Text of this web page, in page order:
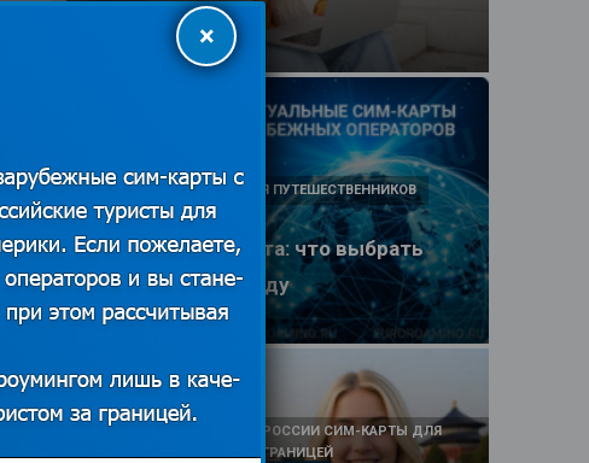
путешествии
25.06.2026
eSIM или SIM-карта: что выбрать
туристу в 2026 году
ПОЛЕЗНЫЕ ОБЗОРЫ ДЛЯ ПУТЕШЕСТВЕННИКОВ
25.06.2026
КАК И У КОГО КУПИТЬ В РОССИИ СИМ-КАРТЫ ДЛЯ
ИНТЕРНЕТА И СВЯЗИ ЗА ГРАНИЦЕЙ
×